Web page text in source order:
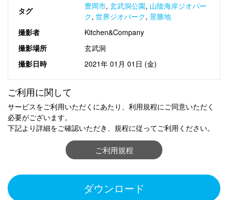
タグ 豊岡市, 玄武洞公園, 山陰海岸ジオパー
ク, 世界ジオパーク, 景勝地
撮影者
Kitchen&Company
撮影場所
玄武洞
撮影日時
2021年 01月 01日 (金)
ご利用に関して
サービスをご利用いただくにあたり、利用規程にご同意いただく
必要がございます。
下記より詳細をご確認いただき、規程に従ってご利用ください。
ご利用規程
ダウンロード